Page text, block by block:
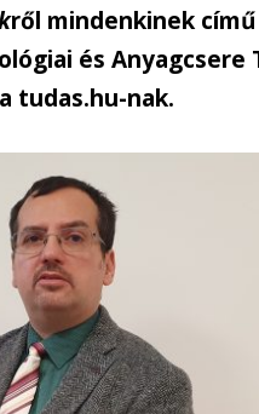
ről mindenkinek
és
tudas.hu-nak.